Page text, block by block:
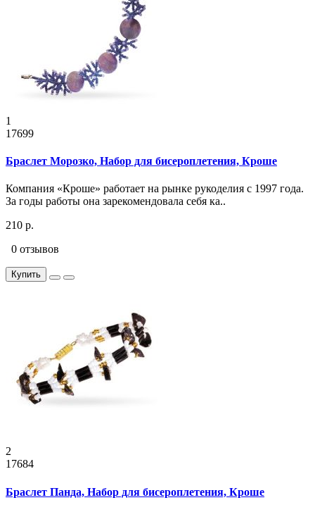
1
17699
Браслет Морозко, Набор для бисероплетения, Кроше
Компания «Кроше» работает на рынке рукоделия с 1997 года.
За годы работы она зарекомендовала себя ка..
210 р.
0 отзывов
Купить
2
17684
Браслет Панда, Набор для бисероплетения, Кроше